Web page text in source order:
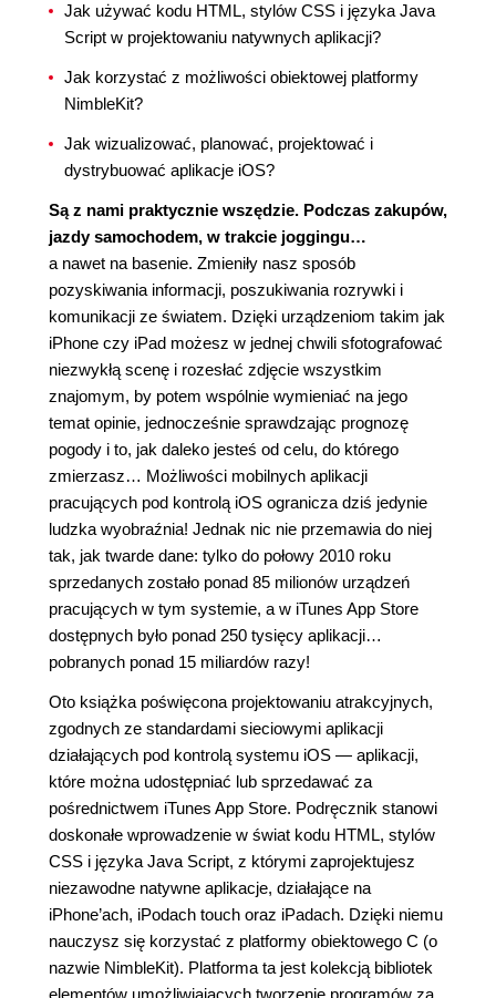
Jak używać kodu HTML, stylów CSS i języka Java
Script w projektowaniu natywnych aplikacji?
Jak korzystać z możliwości obiektowej platformy
NimbleKit?
Jak wizualizować, planować, projektować i
dystrybuować aplikacje iOS?
Są z nami praktycznie wszędzie. Podczas zakupów,
jazdy samochodem, w trakcie joggingu…
a nawet na basenie. Zmieniły nasz sposób
pozyskiwania informacji, poszukiwania rozrywki i
komunikacji ze światem. Dzięki urządzeniom takim jak
iPhone czy iPad możesz w jednej chwili sfotografować
niezwykłą scenę i rozesłać zdjęcie wszystkim
znajomym, by potem wspólnie wymieniać na jego
temat opinie, jednocześnie sprawdzając prognozę
pogody i to, jak daleko jesteś od celu, do którego
zmierzasz… Możliwości mobilnych aplikacji
pracujących pod kontrolą iOS ogranicza dziś jedynie
ludzka wyobraźnia! Jednak nic nie przemawia do niej
tak, jak twarde dane: tylko do połowy 2010 roku
sprzedanych zostało ponad 85 milionów urządzeń
pracujących w tym systemie, a w iTunes App Store
dostępnych było ponad 250 tysięcy aplikacji…
pobranych ponad 15 miliardów razy!
Oto książka poświęcona projektowaniu atrakcyjnych,
zgodnych ze standardami sieciowymi aplikacji
działających pod kontrolą systemu iOS ― aplikacji,
które można udostępniać lub sprzedawać za
pośrednictwem iTunes App Store. Podręcznik stanowi
doskonałe wprowadzenie w świat kodu HTML, stylów
CSS i języka Java Script, z którymi zaprojektujesz
niezawodne natywne aplikacje, działające na
iPhone’ach, iPodach touch oraz iPadach. Dzięki niemu
nauczysz się korzystać z platformy obiektowego C (o
nazwie NimbleKit). Platforma ta jest kolekcją bibliotek
elementów umożliwiających tworzenie programów za